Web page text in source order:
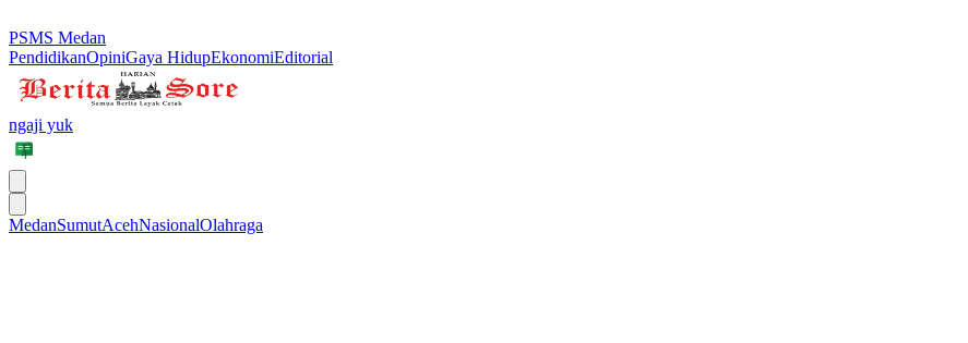
PSMS Medan
PendidikanOpiniGaya HidupEkonomiEditorial
ngaji yuk
MedanSumutAcehNasionalOlahraga